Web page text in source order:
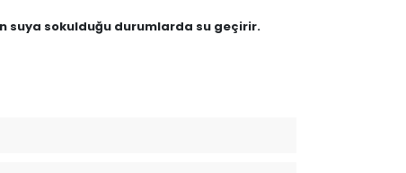
suya sokulduğu durumlarda su geçirir.